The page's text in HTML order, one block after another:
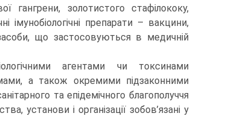
гангрени, золотистого стафілококу,
препарати – вакцини,
засоби, що застосовуються в медичній
агентами чи токсинами
а також окремими підзаконними
та епідемічного благополуччя
установи і організації зобов’язані у